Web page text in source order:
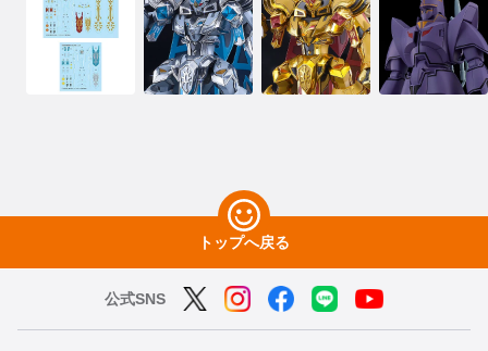
トップへ戻る
公式SNS